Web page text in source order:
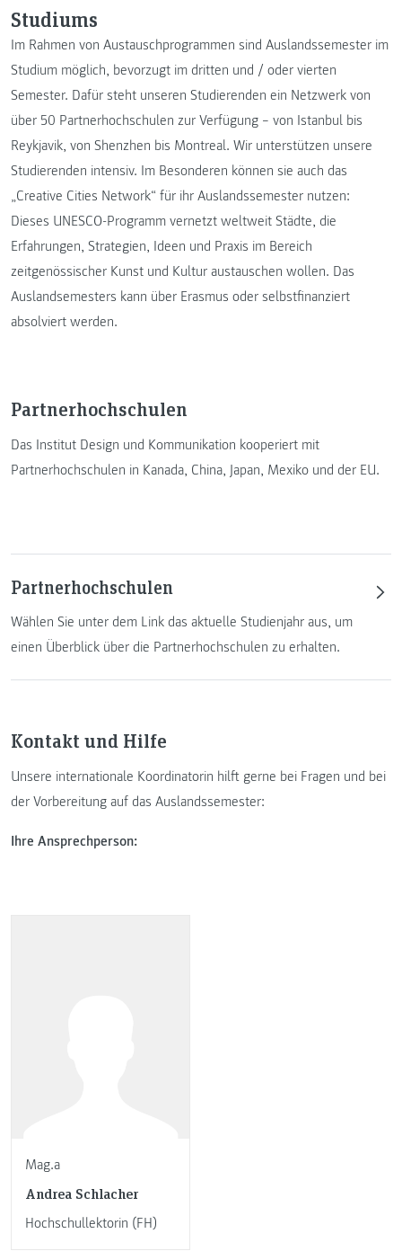
Studiums
Im Rahmen von Austauschprogrammen sind Auslandssemester im
Studium möglich, bevorzugt im dritten und / oder vierten
Semester. Dafür steht unseren Studierenden ein Netzwerk von
über 50 Partnerhochschulen zur Verfügung – von Istanbul bis
Reykjavik, von Shenzhen bis Montreal. Wir unterstützen unsere
Studierenden intensiv. Im Besonderen können sie auch das
„Creative Cities Network“ für ihr Auslandssemester nutzen:
Dieses UNESCO-Programm vernetzt weltweit Städte, die
Erfahrungen, Strategien, Ideen und Praxis im Bereich
zeitgenössischer Kunst und Kultur austauschen wollen. Das
Auslandsemesters kann über Erasmus oder selbstfinanziert
absolviert werden.
Partnerhochschulen
Das Institut Design und Kommunikation kooperiert mit
Partnerhochschulen in Kanada, China, Japan, Mexiko und der EU.
Partnerhochschulen
Wählen Sie unter dem Link das aktuelle Studienjahr aus, um
einen Überblick über die Partnerhochschulen zu erhalten.
Kontakt und Hilfe
Unsere internationale Koordinatorin hilft gerne bei Fragen und bei
der Vorbereitung auf das Auslandssemester:
Ihre Ansprechperson:
Mag.a
Andrea Schlacher
Hochschullektorin (FH)